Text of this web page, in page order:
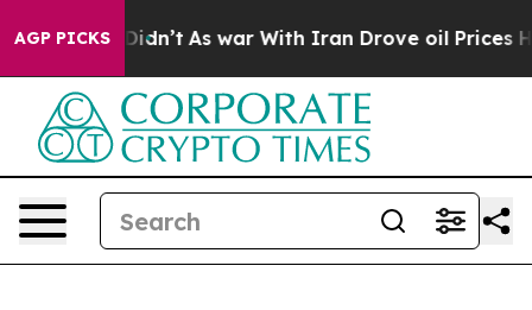
AGP PICKS
it Didn’t As war With Iran Drove oil Prices